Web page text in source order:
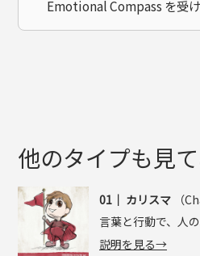
Emotional Compass を受
他のタイプも見
01｜ カリスマ
（
言葉と行動で、人
説明を見る→